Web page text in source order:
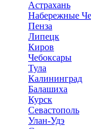
Астрахань
Набережные
Пенза
Липецк
Киров
Чебоксары
Тула
Калининград
Балашиха
Курск
Севастополь
Улан-Удэ